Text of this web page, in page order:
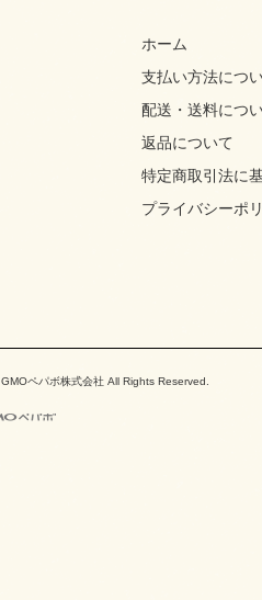
ホーム
支払い方法につ
配送・送料につ
返品について
特定商取引法に
プライバシーポ
GMOペパボ株式会社 All Rights Reserved.